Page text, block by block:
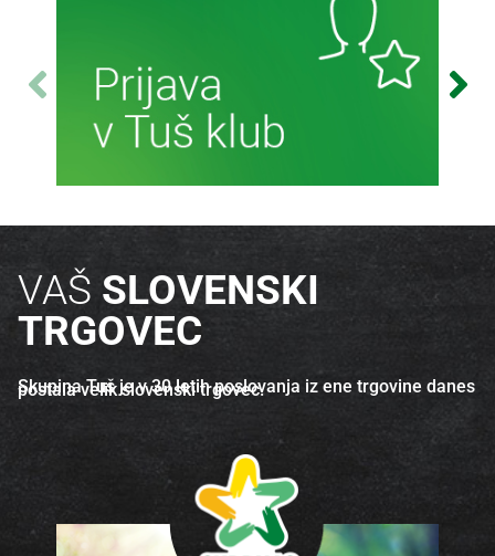
Več o izdelku
VAŠ SLOVENSKI
TRGOVEC
Skupina Tuš je v 30 letih poslovanja iz ene trgovine danes
postala velik slovenski trgovec.